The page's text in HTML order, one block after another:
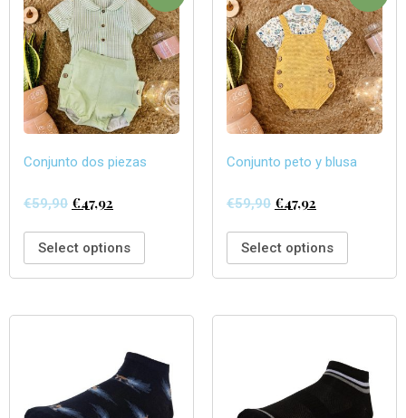
Conjunto dos piezas
€59,90 €47,92
Select options
Conjunto peto y blusa
€59,90 €47,92
Select options